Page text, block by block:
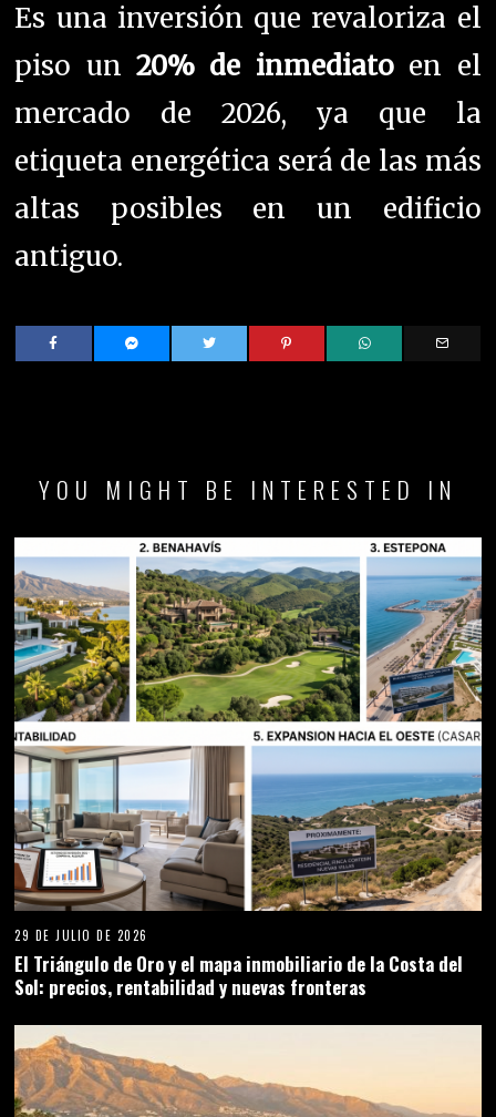
Es una inversión que revaloriza el
piso un20% de inmediatoen el
mercado de 2026, ya que la
etiqueta energética será de las más
altas posibles en un edificio
antiguo.
YOU MIGHT BE INTERESTED IN
29 DE JULIO DE 2026
El Triángulo de Oro y el mapa inmobiliario de la Costa del
Sol: precios, rentabilidad y nuevas fronteras